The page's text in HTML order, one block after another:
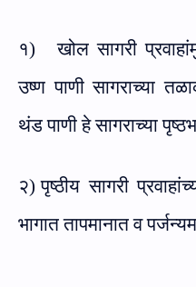
१)
खोल सागरी
उष्ण पाणी सागराच्या
थंड पाणी हे सागराच्या
२) पृष्ठीय सागरी
भागात तापमानात व